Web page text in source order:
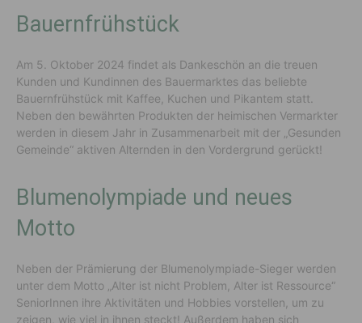
Bauernfrühstück
Am 5. Oktober 2024 findet als Dankeschön an die treuen
Kunden und Kundinnen des Bauermarktes das beliebte
Bauernfrühstück mit Kaffee, Kuchen und Pikantem statt.
Neben den bewährten Produkten der heimischen Vermarkter
werden in diesem Jahr in Zusammenarbeit mit der „Gesunden
Gemeinde“ aktiven Alternden in den Vordergrund gerückt!
Blumenolympiade und neues
Motto
Neben der Prämierung der Blumenolympiade-Sieger werden
unter dem Motto „Alter ist nicht Problem, Alter ist Ressource“
SeniorInnen ihre Aktivitäten und Hobbies vorstellen, um zu
zeigen, wie viel in ihnen steckt! Außerdem haben sich